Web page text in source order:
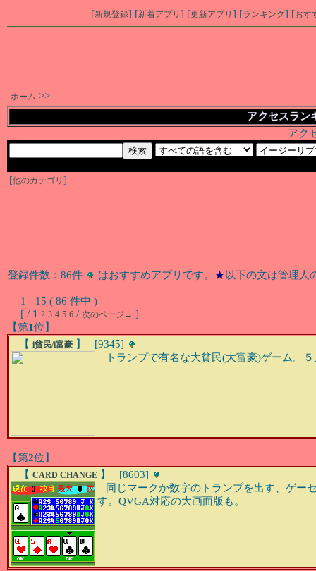
[新規登録] [新着アプリ ] [更新アプリ ] [ランキング] [おす
ホーム >>
アクセスラン
アク
[他のカテゴリ ]
登録件数：86件 はおすすめアプリです。 ★以下の文は管理人
1 - 15 ( 86 件中 )
[ / 1 2 3 4 5 6 / 次のページ→ ]
【第1位】
【 i貧民/i富豪 】 [9345]
トランプで有名な大貧民(大富豪)ゲーム。
【第2位】
【 CARD CHANGE 】 [8603]
同じマークか数字のトランプを出す、ゲー
す。QVGA対応の大画面版も。